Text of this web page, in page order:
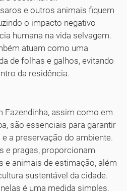
e outros animais fiquem
o impacto negativo
humana na vida selvagem.
atuam como uma
de folhas e galhos, evitando
da residência.
Fazendinha, assim como em
são essenciais para garantir
a preservação do ambiente.
e pragas, proporcionam
e animais de estimação, além
sustentável da cidade.
é uma medida simples,